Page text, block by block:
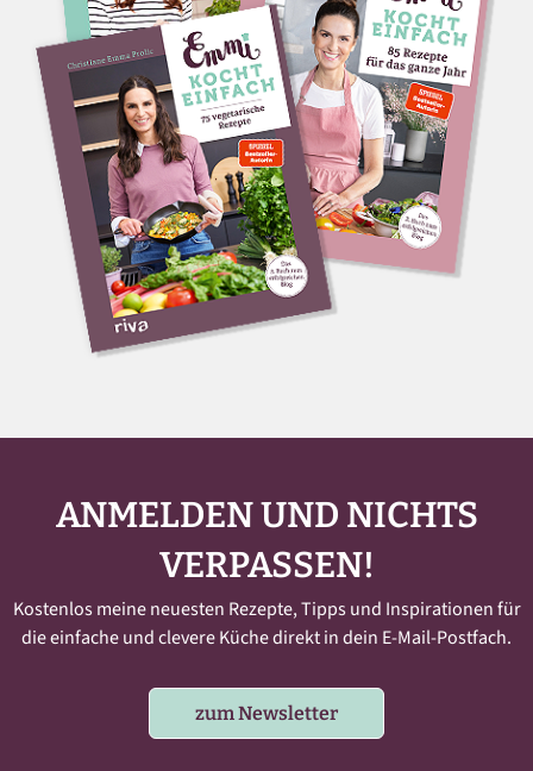
ANMELDEN UND NICHTS
VERPASSEN!
Kostenlos meine neuesten Rezepte, Tipps und Inspirationen für
die einfache und clevere Küche direkt in dein E-Mail-Postfach.
zum Newsletter